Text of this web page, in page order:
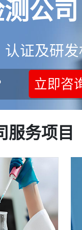
公司
证及研
立即咨
服务项目